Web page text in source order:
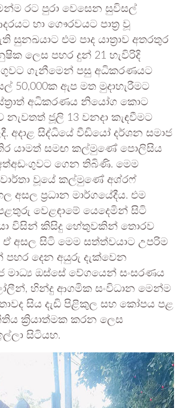
රට පුරා වෙසෙන සුවිසල්
හා ගෞරවයට පාත්‍ර වූ
සුනඛයාට එම පාද යාත්‍රාව අතරතුර
ලෙස පහර දුන් 21 හැවිරිදි
ගැනීමෙන් පසු අධිකරණයට
50,000ක ඇප මත මුදාහැරීමට
අධිකරණය නියෝග කොට
ජූලි 13 වනදා කැඳවීමට
අදාළ සිද්ධියේ වීඩියෝ දර්ශන සමාජ
යාමත් සමඟ කල්මුණේ පොලිසිය
ගෙන තිබිණි. මෙම
වූයේ කල්මුණේ අශ්රෆ්
ප්‍රධාන මාර්ගයේදීය. එම
වෙළඳාමේ යෙදෙමින් සිටි
විසින් කිසිදු හේතුවකින් තොරව
අසල සිටි මෙම සත්ත්වයාට උපරිම
පහර දෙන අයුරු දැක්වෙන
මාධ්‍ය ඔස්සේ වේගයෙන් සංසරණය
හින්දු ආගමික සංවිධාන මෙන්ම
සිය දැඩි පිළිකුල සහ කෝපය පළ
ක්‍රියාත්මක කරන ලෙස
සිටියහ.